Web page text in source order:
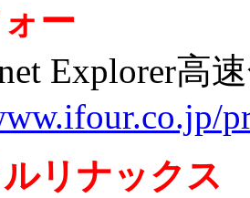
ー
Explorer高
リナックス